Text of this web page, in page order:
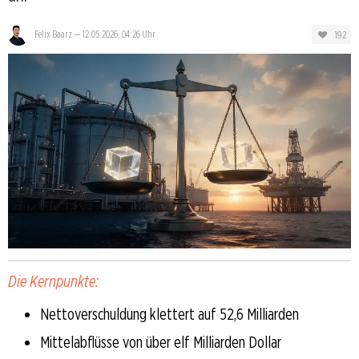
Felix Baarz— 12.05.2026, 04:26 Uhr 192
Die Kernpunkte:
Nettoverschuldung klettert auf 52,6 Milliarden
Mittelabflüsse von über elf Milliarden Dollar